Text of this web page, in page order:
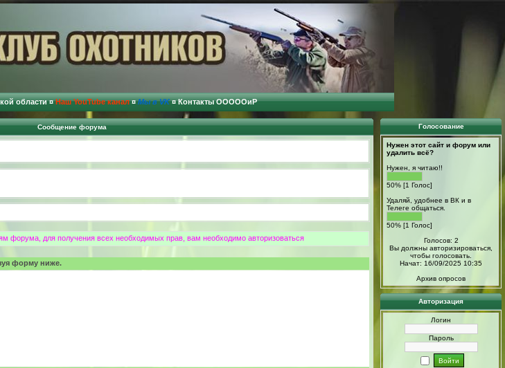
области ¤ Наш YouTube канал ¤ Мы в VK ¤ Контакты ОООООиР
Сообщение форума
форума, для получения всех необходимых прав, вам необходимо авторизоваться
форму ниже.
Голосование
Нужен этот сайт и форум или
удалить всё?
Нужен, я читаю!!
50% [1 Голос]
Удаляй, удобнее в ВК и в
Телеге общаться.
50% [1 Голос]
Голосов: 2
Вы должны авторизироваться,
чтобы голосовать.
Начат: 16/09/2025 10:35
Архив опросов
Авторизация
Логин
Пароль